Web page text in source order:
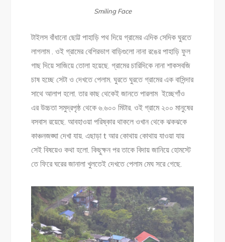
Smiling Face
টাইলস বাঁধানো ছোট্ট পাহাড়ি পথ দিয়ে গ্রামের এদিক সেদিক ঘুরতে
লাগলাম . ওই গ্রামের বেশিরভাগ বাড়িগুলো নানা রঙের পাহাড়ি ফুল
গাছ দিয়ে সাজিয়ে তোলা হয়েছে. গ্রামের চারিদিকে নানা শাকসবজি
চাষ হচ্ছে সেটা ও দেখতে পেলাম. ঘুরতে ঘুরতে গ্রামের এক বাসিন্দার
সাথে আলাপ হলো. তার কাছ থেকেই জানতে পারলাম ইচ্ছেগাঁও
এর উচ্চতা সমুদ্রপৃষ্ঠ থেকে ৬.৬০০ মিটার. ওই গ্রামে ২০০ মানুষের
বসবাস রয়েছে. আবহাওয়া পরিষ্কার থাকলে ওখান থেকে ঝকঝকে
কাঞ্চনজঙ্ঘা দেখা যায়. এছাড়া t আর কোথায় কোথায় যাওয়া যায়
সেই বিষয়েও কথা হলো. কিছুক্ষন পর তাকে বিদায় জানিয়ে হোমস্টে
তে ফিরে ঘরের জানালা খুলতেই দেখতে পেলাম মেঘ সরে গেছে.